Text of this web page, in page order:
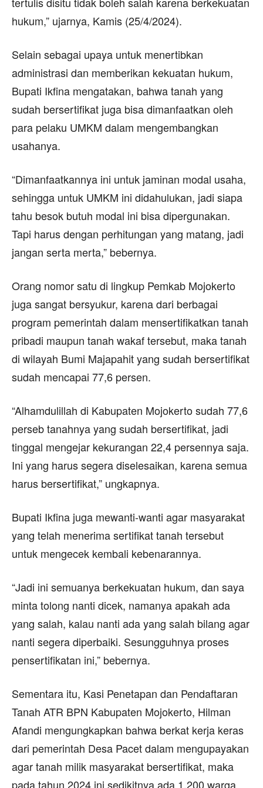
hukum,” ujarnya, Kamis (25/4/2024).
Selain sebagai upaya untuk menertibkan
administrasi dan memberikan kekuatan hukum,
Bupati Ikfina mengatakan, bahwa tanah yang
sudah bersertifikat juga bisa dimanfaatkan oleh
para pelaku UMKM dalam mengembangkan
usahanya.
“Dimanfaatkannya ini untuk jaminan modal usaha,
sehingga untuk UMKM ini didahulukan, jadi siapa
tahu besok butuh modal ini bisa dipergunakan.
Tapi harus dengan perhitungan yang matang, jadi
jangan serta merta,” bebernya.
Orang nomor satu di lingkup Pemkab Mojokerto
juga sangat bersyukur, karena dari berbagai
program pemerintah dalam mensertifikatkan tanah
pribadi maupun tanah wakaf tersebut, maka tanah
di wilayah Bumi Majapahit yang sudah bersertifikat
sudah mencapai 77,6 persen.
“Alhamdulillah di Kabupaten Mojokerto sudah 77,6
perseb tanahnya yang sudah bersertifikat, jadi
tinggal mengejar kekurangan 22,4 persennya saja.
Ini yang harus segera diselesaikan, karena semua
harus bersertifikat,” ungkapnya.
Bupati Ikfina juga mewanti-wanti agar masyarakat
yang telah menerima sertifikat tanah tersebut
untuk mengecek kembali kebenarannya.
“Jadi ini semuanya berkekuatan hukum, dan saya
minta tolong nanti dicek, namanya apakah ada
yang salah, kalau nanti ada yang salah bilang agar
nanti segera diperbaiki. Sesungguhnya proses
pensertifikatan ini,” bebernya.
Sementara itu, Kasi Penetapan dan Pendaftaran
Tanah ATR BPN Kabupaten Mojokerto, Hilman
Afandi mengungkapkan bahwa berkat kerja keras
dari pemerintah Desa Pacet dalam mengupayakan
agar tanah milik masyarakat bersertifikat, maka
pada tahun 2024 ini sedikitnya ada 1.200 warga